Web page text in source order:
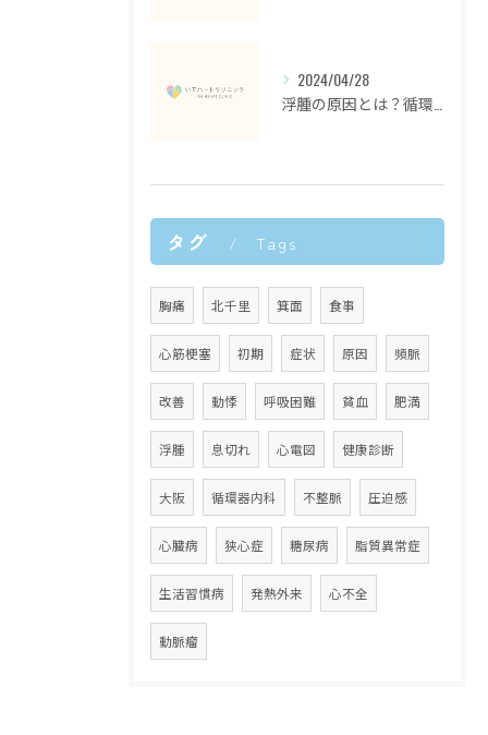
2024/04/28
タグ Tags
胸痛 北千里 箕面 食事
心筋梗塞 初期 症状 原因 頻脈
改善 動悸 呼吸困難 貧血 肥満
浮腫 息切れ 心電図 健康診断
大阪 循環器内科 不整脈 圧迫感
心臓病 狭心症 糖尿病 脂質異常症
生活習慣病 発熱外来 心不全
動脈瘤